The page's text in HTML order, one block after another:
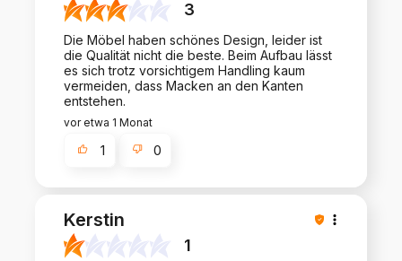
3
Die Möbel haben schönes Design, leider ist
die Qualität nicht die beste. Beim Aufbau lässt
es sich trotz vorsichtigem Handling kaum
vermeiden, dass Macken an den Kanten
entstehen.
vor etwa 1 Monat
1 0
Kerstin
1